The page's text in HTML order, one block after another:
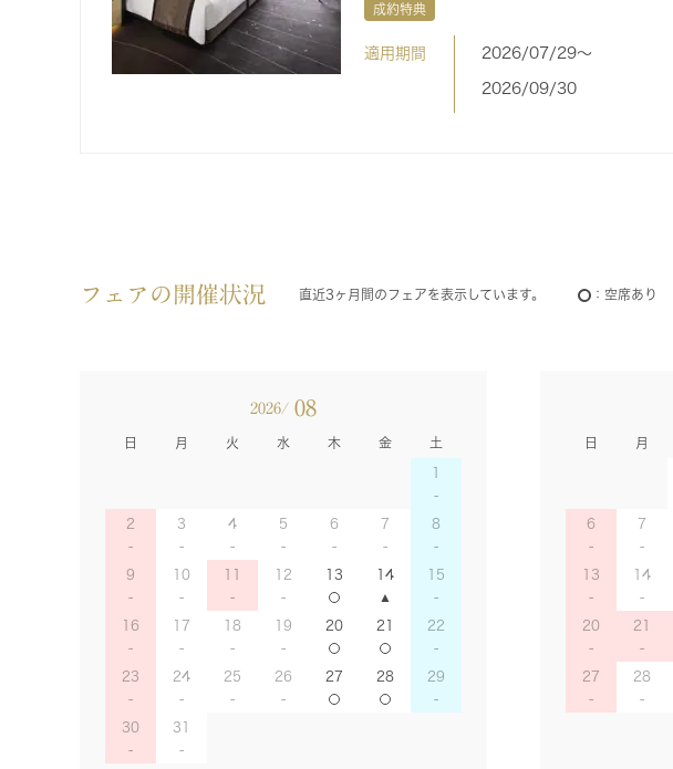
成約特典
適用期間 2026/07/29〜
2026/09/30
フェアの開催状況 直近3ヶ月間のフェアを表示しています。 空席あり
2026/ 08
日 月 火 水 木 金 土
1
2 3 4 5 6 7 8
9 10 11 12 13 14 15
16 17 18 19 20 21 22
23 24 25 26 27 28 29
30 31
日 月
6 7
13 14
20 21
27 28